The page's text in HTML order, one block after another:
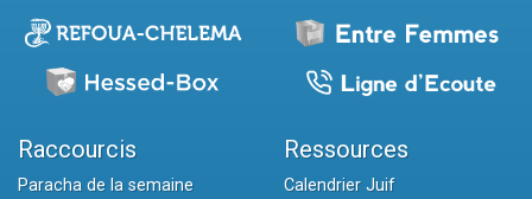
Raccourcis
Paracha de la semaine
Ressources
Calendrier Juif